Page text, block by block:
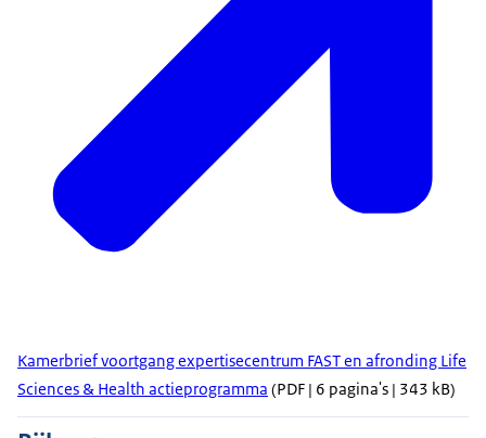
Kamerbrief voortgang expertisecentrum FAST en afronding Life
Sciences & Health actieprogramma (PDF | 6 pagina's | 343 kB)